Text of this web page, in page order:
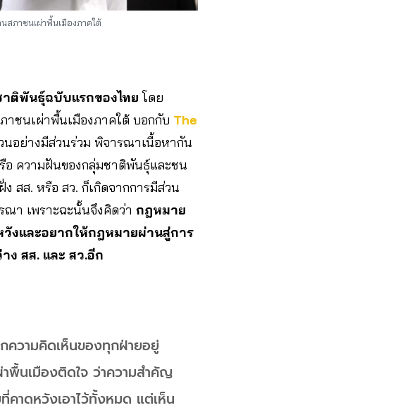
สภาชนเผ่าพื้นเมืองภาคใต้
ติพันธุ์ฉบับแรกของไทย โดย
าชนเผ่าพื้นเมืองภาคใต้ บอกกับ The
นอย่างมีส่วนร่วม พิจารณาเนื้อหากัน
อ ความฝันของกลุ่มชาติพันธุ์และชน
สส. หรือ สว. ก็เกิดจากการมีส่วน
ณา เพราะฉะนั้นจึงคิดว่า กฎหมาย
งและอยากให้กฎหมายผ่านสู่การ
ง สส. และ สว.อีก
ความคิดเห็นของทุกฝ่ายอยู่
พื้นเมืองติดใจ ว่าความสำคัญ
คาดหวังเอาไว้ทั้งหมด แต่เห็น